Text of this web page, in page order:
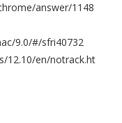
answer/1148
9.0/#/sfri40732
12.10/en/notrack.ht